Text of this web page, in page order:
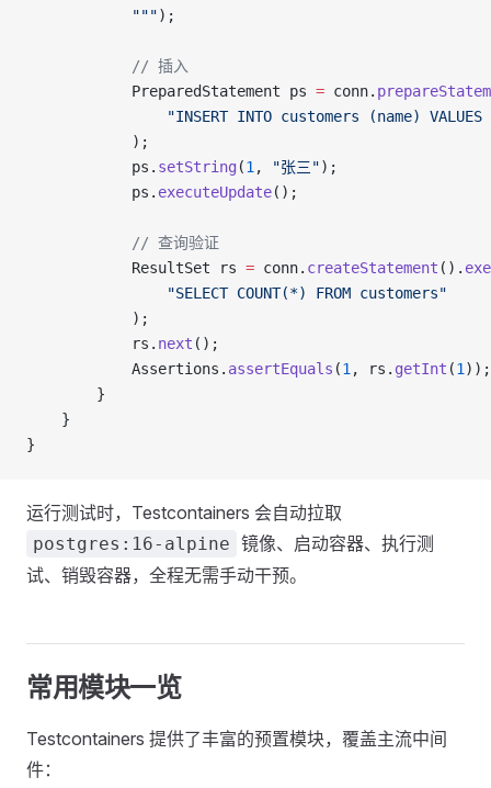
            """
);
            // 插入
            PreparedStatement ps
= conn.
"INSERT INTO customers (name) VALUES
            );
            ps.
setString (1 , "张三");
            ps.
executeUpdate();
            // 查询验证
            ResultSet rs
= conn. createStatement ().
                "SELECT COUNT(*) FROM customers"
            );
            rs.
next ();
            Assertions.
assertEquals (1 , rs. getInt (1 ));
        }
    }
}
运行测试时，Testcontainers 会自动拉取
postgres:16-alpine 镜像、启动容器、执行测
试、销毁容器，全程无需手动干预。
常用模块一览
Testcontainers 提供了丰富的预置模块，覆盖主流中间
件：